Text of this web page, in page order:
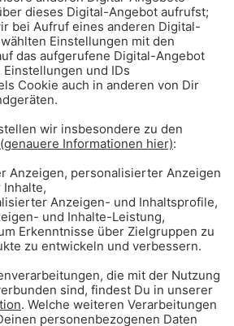
Musik in den
Hier gehts zum Stream!